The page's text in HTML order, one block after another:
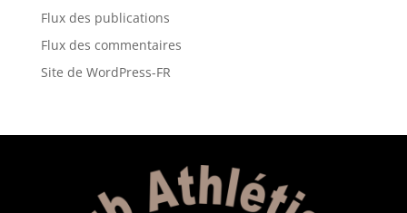
Flux des publications
Flux des commentaires
Site de WordPress-FR